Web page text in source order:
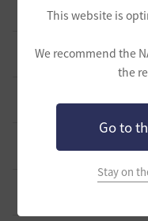
This website is
We recommend the
the
Go to
Stay on
2
2 886
1
週間イベントにつ
ドーサやソーサ
0 819
立ち聞きについて